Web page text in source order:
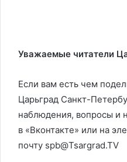
Уважаемые читатели
Если вам есть чем
Царьград Санкт-
наблюдения, вопросы и
в «Вконтакте» или на
почту spb@Tsargrad.TV